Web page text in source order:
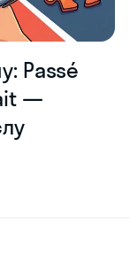
Passé
—